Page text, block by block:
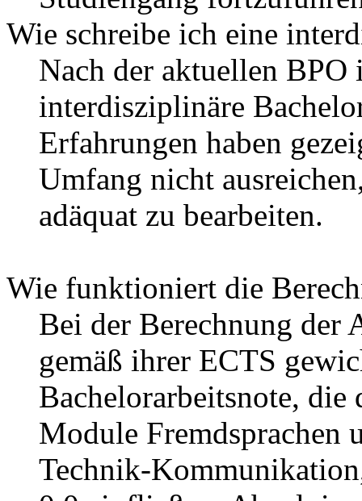
Wie schreibe ich eine
Nach der aktuellen
interdisziplinäre
Erfahrungen haben
Umfang nicht
adäquat zu bearbeiten.
Wie funktioniert die
Bei der Berechnung der
gemäß ihrer ECTS
Bachelorarbeitsnote,
Module Fremdsprachen
Technik-